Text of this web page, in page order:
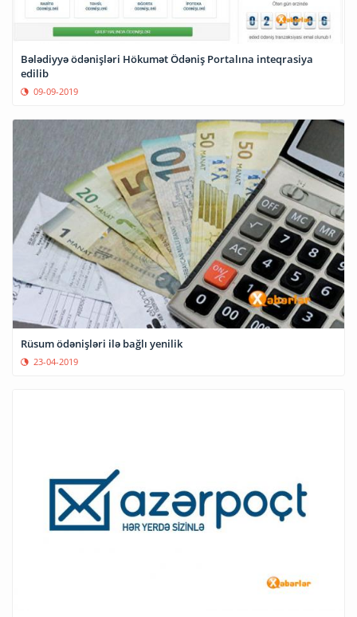
Bələdiyyə ödənişləri Hökumət Ödəniş Portalına inteqrasiya
edilib
09-09-2019
Rüsum ödənişləri ilə bağlı yenilik
23-04-2019